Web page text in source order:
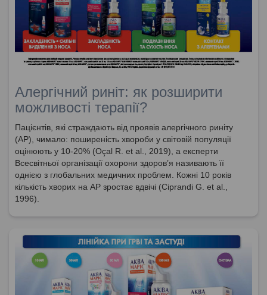
Алергічний риніт: як розширити
можливості терапії?
Пацієнтів, які страждають від проявів алергічного риніту
(АР), чимало: поширеність хвороби у світовій популяції
оцінюють у 10-20% (Oçal R. et al., 2019), а експерти
Всесвітньої організації охорони здоров’я називають її
однією з глобальних медичних проблем. Кожні 10 років
кількість хворих на АР зростає вдвічі (Ciprandi G. et al.,
1996).